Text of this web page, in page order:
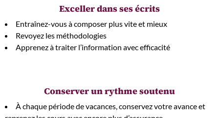
Exceller dans ses écrits​
Entraînez-vous à composer plus vite et mieux
Revoyez les méthodologies
Apprenez à traiter l’information avec efficacité
Conserver un rythme soutenu​
À chaque période de vacances, conservez votre avance et